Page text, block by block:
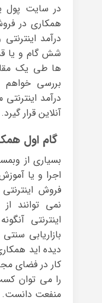
در سایت پول
همکاری در
درآمد
شش گام و یا
ها طی یک
بررسی
درآمد
آنلاین قرار گیرد.
گام اول
بسیاری از
اجرا و یا
فروش
نمی توانند از
اینترنتی
بازاریابی
دیده اید
کار در فضای
را می توان
منفعت دانست.